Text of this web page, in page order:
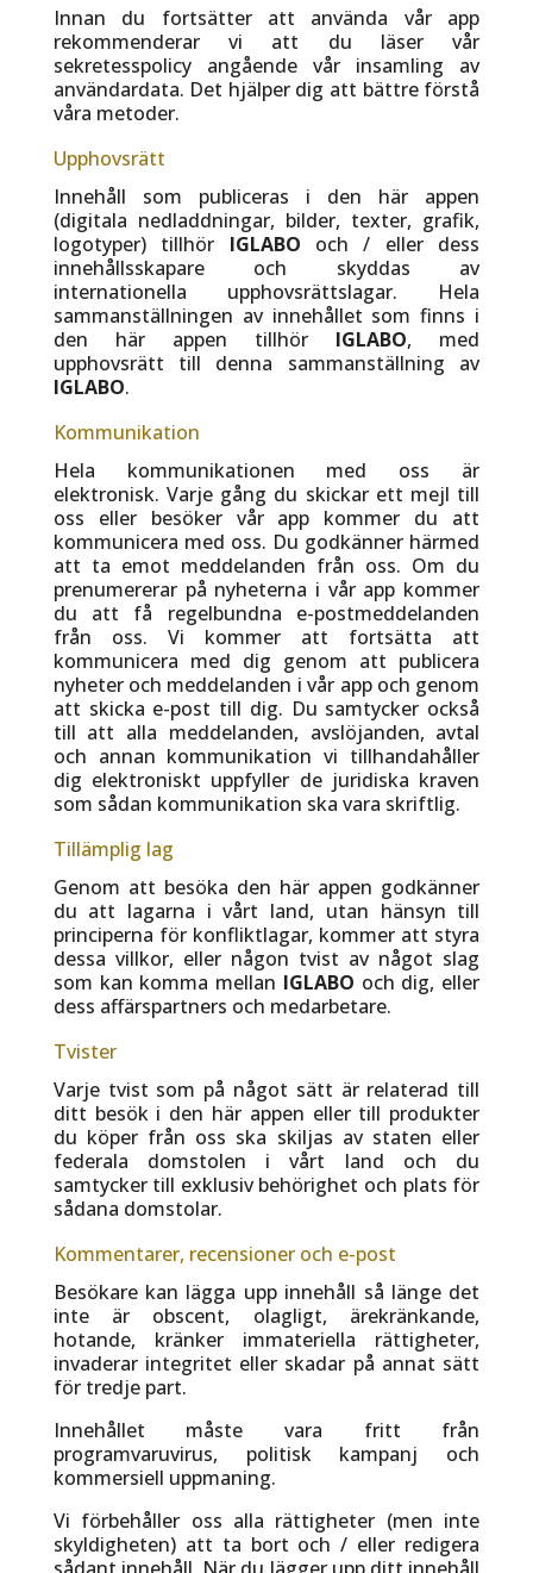
Innan du fortsätter att använda vår app
rekommenderar vi att du läser vår
sekretesspolicy angående vår insamling av
användardata. Det hjälper dig att bättre förstå
våra metoder.
Upphovsrätt
Innehåll som publiceras i den här appen
(digitala nedladdningar, bilder, texter, grafik,
logotyper) tillhör IGLABO och / eller dess
innehållsskapare och skyddas av
internationella upphovsrättslagar. Hela
sammanställningen av innehållet som finns i
den här appen tillhör IGLABO, med
upphovsrätt till denna sammanställning av
IGLABO.
Kommunikation
Hela kommunikationen med oss ​​är
elektronisk. Varje gång du skickar ett mejl till
oss eller besöker vår app kommer du att
kommunicera med oss. Du godkänner härmed
att ta emot meddelanden från oss. Om du
prenumererar på nyheterna i vår app kommer
du att få regelbundna e-postmeddelanden
från oss. Vi kommer att fortsätta att
kommunicera med dig genom att publicera
nyheter och meddelanden i vår app och genom
att skicka e-post till dig. Du samtycker också
till att alla meddelanden, avslöjanden, avtal
och annan kommunikation vi tillhandahåller
dig elektroniskt uppfyller de juridiska kraven
som sådan kommunikation ska vara skriftlig.
Tillämplig lag
Genom att besöka den här appen godkänner
du att lagarna i vårt land, utan hänsyn till
principerna för konfliktlagar, kommer att styra
dessa villkor, eller någon tvist av något slag
som kan komma mellan IGLABO och dig, eller
dess affärspartners och medarbetare.
Tvister
Varje tvist som på något sätt är relaterad till
ditt besök i den här appen eller till produkter
du köper från oss ska skiljas av staten eller
federala domstolen i vårt land och du
samtycker till exklusiv behörighet och plats för
sådana domstolar.
Kommentarer, recensioner och e-post
Besökare kan lägga upp innehåll så länge det
inte är obscent, olagligt, ärekränkande,
hotande, kränker immateriella rättigheter,
invaderar integritet eller skadar på annat sätt
för tredje part.
Innehållet måste vara fritt från
programvaruvirus, politisk kampanj och
kommersiell uppmaning.
Vi förbehåller oss alla rättigheter (men inte
skyldigheten) att ta bort och / eller redigera